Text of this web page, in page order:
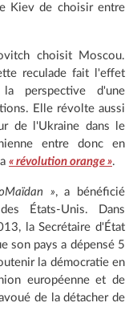
Kiev de choisir entre
choisit Moscou.
reculade fait l'effet
perspective d'une
Elle révolte aussi
de l'Ukraine dans le
entre donc en
« révolution orange ».
», a bénéficié
États-Unis. Dans
la Secrétaire d'État
son pays a dépensé 5
la démocratie en
européenne et de
de la détacher de